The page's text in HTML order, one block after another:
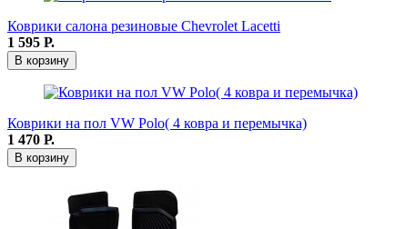
Коврики салона резиновые Chevrolet Lacetti
1 595 Р.
В корзину
Коврики на пол VW Polo( 4 ковра и перемычка)
1 470 Р.
В корзину